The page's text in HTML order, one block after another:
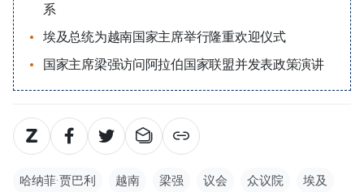
系
埃及总统为越南国家主席举行隆重欢迎仪式
国家主席梁强访问阿拉伯国家联盟并发表政策演讲
哈纳菲·贾巴利 越南 梁强 议会 众议院 埃及